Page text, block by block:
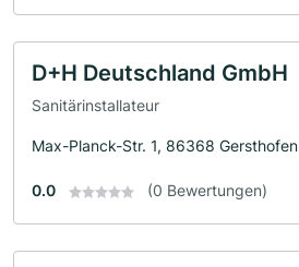
D+H Deutschland GmbH
Sanitärinstallateur
Max-Planck-Str. 1, 86368 Gersthofen
0.0 (0 Bewertungen)